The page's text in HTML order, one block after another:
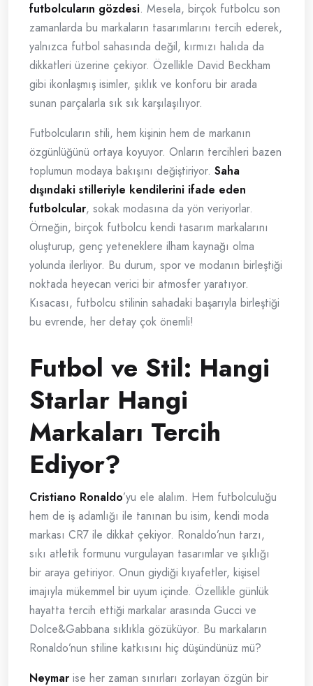
futbolcuların gözdesi. Mesela, birçok futbolcu son
zamanlarda bu markaların tasarımlarını tercih ederek,
yalnızca futbol sahasında değil, kırmızı halıda da
dikkatleri üzerine çekiyor. Özellikle David Beckham
gibi ikonlaşmış isimler, şıklık ve konforu bir arada
sunan parçalarla sık sık karşılaşılıyor.
Futbolcuların stili, hem kişinin hem de markanın
özgünlüğünü ortaya koyuyor. Onların tercihleri bazen
toplumun modaya bakışını değiştiriyor. Saha
dışındaki stilleriyle kendilerini ifade eden
futbolcular, sokak modasına da yön veriyorlar.
Örneğin, birçok futbolcu kendi tasarım markalarını
oluşturup, genç yeteneklere ilham kaynağı olma
yolunda ilerliyor. Bu durum, spor ve modanın birleştiği
noktada heyecan verici bir atmosfer yaratıyor.
Kısacası, futbolcu stilinin sahadaki başarıyla birleştiği
bu evrende, her detay çok önemli!
Futbol ve Stil: Hangi
Starlar Hangi
Markaları Tercih
Ediyor?
Cristiano Ronaldo’yu ele alalım. Hem futbolculuğu
hem de iş adamlığı ile tanınan bu isim, kendi moda
markası CR7 ile dikkat çekiyor. Ronaldo’nun tarzı,
sıkı atletik formunu vurgulayan tasarımlar ve şıklığı
bir araya getiriyor. Onun giydiği kıyafetler, kişisel
imajıyla mükemmel bir uyum içinde. Özellikle günlük
hayatta tercih ettiği markalar arasında Gucci ve
Dolce&Gabbana sıklıkla gözüküyor. Bu markaların
Ronaldo’nun stiline katkısını hiç düşündünüz mü?
Neymar ise her zaman sınırları zorlayan özgün bir